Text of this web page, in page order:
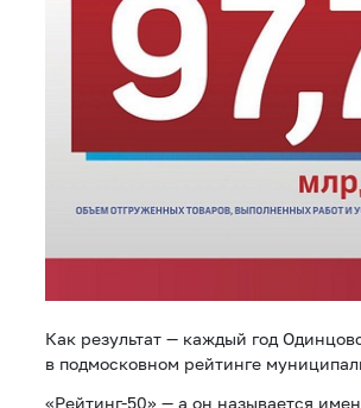
Как результат — каждый год
в подмосковном рейтинге
«Рейтинг-50» — а он называется